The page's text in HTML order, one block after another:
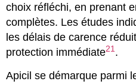
choix réfléchi, en prenant
complètes. Les études
les délais de carence
protection immédiate21.
Apicil se démarque parmi